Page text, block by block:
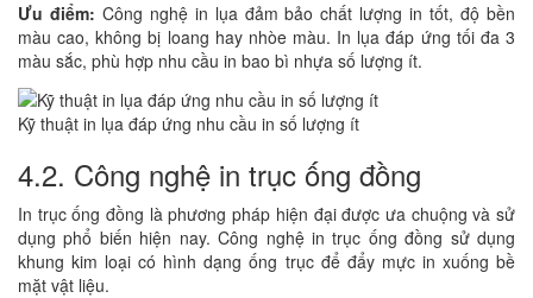
Ưu điểm: Công nghệ in lụa đảm bảo chất lượng in tốt, độ bền
màu cao, không bị loang hay nhòe màu. In lụa đáp ứng tối đa 3
màu sắc, phù hợp nhu cầu in bao bì nhựa số lượng ít.
Kỹ thuật in lụa đáp ứng nhu cầu in số lượng ít
4.2. Công nghệ in trục ống đồng
In trục ống đồng là phương pháp hiện đại được ưa chuộng và sử
dụng phổ biến hiện nay. Công nghệ in trục ống đồng sử dụng
khung kim loại có hình dạng ống trục để đẩy mực in xuống bề
mặt vật liệu.